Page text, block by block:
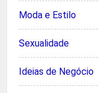
Moda e Estilo
Sexualidade
Ideias de Negócio